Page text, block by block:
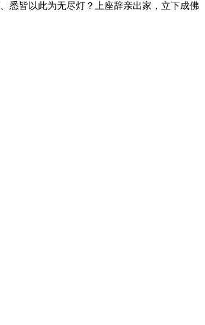
皆以此为无尽灯？上座辞亲出家，立下成佛